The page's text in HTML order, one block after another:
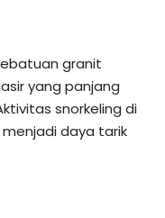
granit
yang panjang
snorkeling di
daya tarik